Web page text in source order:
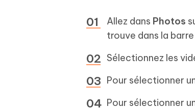
Allez dans Photos
trouve dans la
Sélectionnez les
Pour sélectionner
Pour sélectionner